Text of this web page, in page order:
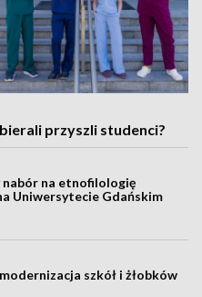
przyszli studenci?
nabór na etnofilologię
Uniwersytecie Gdańskim
szkół i żłobków